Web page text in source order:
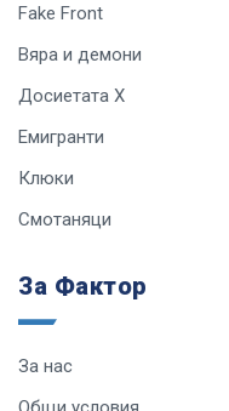
Fake Front
Вяра и демони
Досиетата Х
Емигранти
Клюки
Смотаняци
За Фактор
За нас